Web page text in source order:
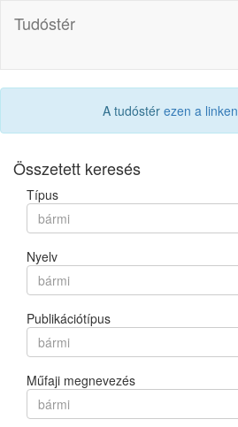
Tudóstér
A tudóstér ezen a linken
Összetett keresés
Típus
bármi
Nyelv
bármi
Publikációtípus
bármi
Műfaji megnevezés
bármi